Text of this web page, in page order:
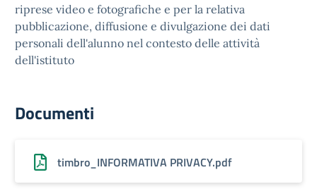
riprese video e fotografiche e per la relativa
pubblicazione, diffusione e divulgazione dei dati
personali dell'alunno nel contesto delle attività
dell'istituto
Documenti
timbro_INFORMATIVA PRIVACY.pdf